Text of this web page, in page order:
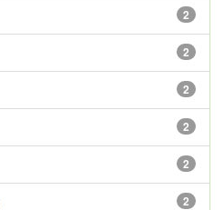
2
2
2
2
2
2